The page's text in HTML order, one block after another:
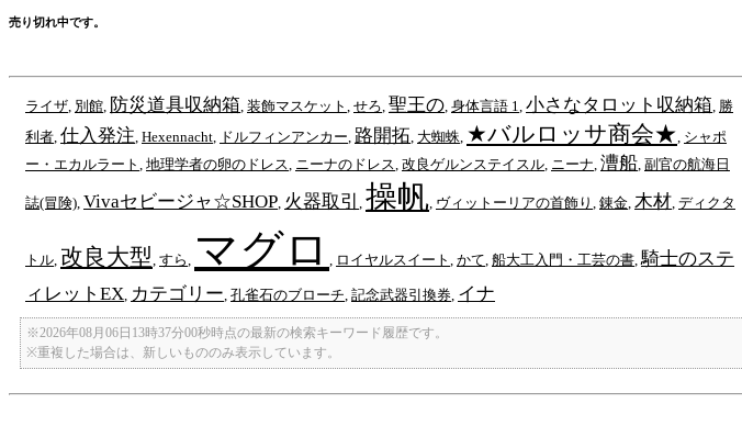
売り切れ中です。
ライザ 別館 防災道具収納箱 装飾マスケット せろ 聖王の 身体言語 1 小さなタロット収納箱 勝
利者 仕入発注 Hexennacht ドルフィンアンカー 路開拓 大蜘蛛 ★バルロッサ商会★ シャポ
ー・エカルラート 地理学者の卵のドレス ニーナのドレス 改良ゲルンステイスル ニーナ 漕船 副官の航海日
誌(冒険) Vivaセビージャ☆SHOP 火器取引 操帆 ヴィットーリアの首飾り 錬金 木材 ディクタ
トル 改良大型 すら マグロ ロイヤルスイート かて 船大工入門・工芸の書 騎士のステ
ィレットEX カテゴリー 孔雀石のブローチ 記念武器引換券 イナ
※2026年08月06日13時37分00秒時点の最新の検索キーワード履歴です。
※重複した場合は、新しいもののみ表示しています。